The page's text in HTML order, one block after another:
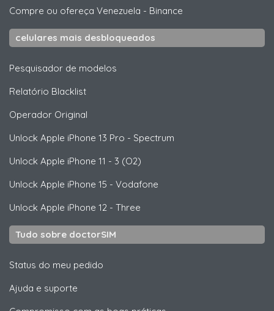
Compre ou ofereça Venezuela - Binance
celulares mais desbloqueados
Pesquisador de modelos
Relatório Blacklist
Operador Original
Unlock Apple iPhone 13 Pro - Spectrum
Unlock Apple iPhone 11 - 3 (O2)
Unlock Apple iPhone 15 - Vodafone
Unlock Apple iPhone 12 - Three
Tudo sobre doctorSIM
Status do meu pedido
Ajuda e suporte